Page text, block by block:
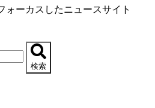
ォーカスしたニュースサイト
検索